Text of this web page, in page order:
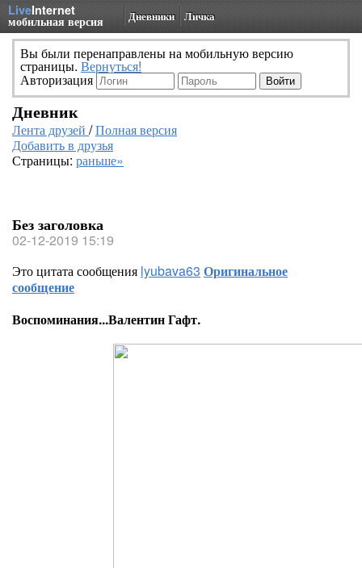
LiveInternet
мобильная версия Дневники Личка
Вы были перенаправлены на мобильную версию
страницы. Вернуться!
Авторизация
Дневник
Лента друзей /Полная версия
Добавить в друзья
Страницы: раньше»
Без заголовка
02-12-2019 15:19
Это цитата сообщения lyubava63 Оригинальное
сообщение
Воспоминания...Валентин Гафт.